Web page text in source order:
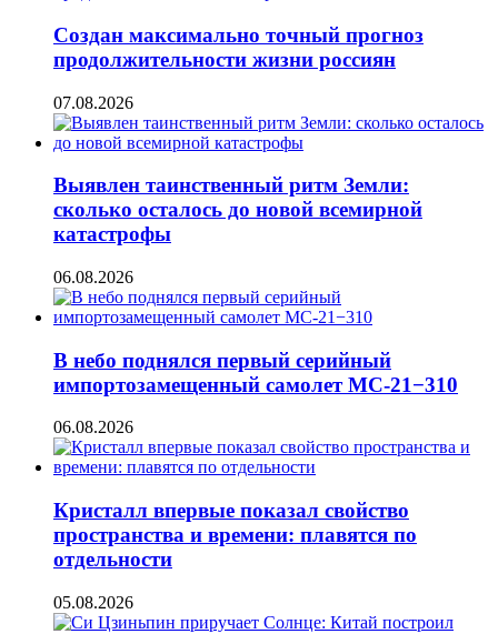
Создан максимально точный прогноз
продолжительности жизни россиян
07.08.2026
Выявлен таинственный ритм Земли:
сколько осталось до новой всемирной
катастрофы
06.08.2026
В небо поднялся первый серийный
импортозамещенный самолет МС-21−310
06.08.2026
Кристалл впервые показал свойство
пространства и времени: плавятся по
отдельности
05.08.2026